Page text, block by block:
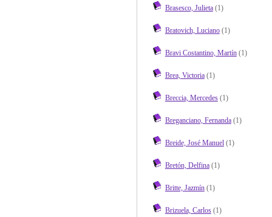
Brasesco, Julieta(1)
Bratovich, Luciano(1)
Bravi Costantino, Martín(1)
Brea, Victoria(1)
Breccia, Mercedes(1)
Breganciano, Fernanda(1)
Breide, José Manuel(1)
Bretón, Delfina(1)
Britte, Jazmín(1)
Brizuela, Carlos(1)